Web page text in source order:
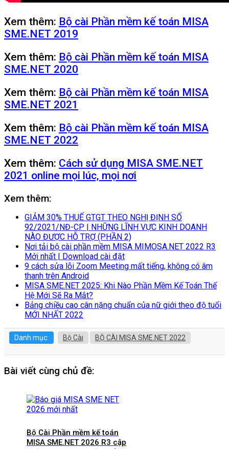
Xem thêm: Bộ cài Phần mềm kế toán MISA
SME.NET 2019
Xem thêm: Bộ cài Phần mềm kế toán MISA
SME.NET 2020
Xem thêm: Bộ cài Phần mềm kế toán MISA
SME.NET 2021
Xem thêm: Bộ cài Phần mềm kế toán MISA
SME.NET 2022
Xem thêm: Cách sử dụng MISA SME.NET
2021 online mọi lúc, mọi nơi
Xem thêm:
GIẢM 30% THUẾ GTGT THEO NGHỊ ĐỊNH SỐ
92/2021/NĐ-CP | NHỮNG LĨNH VỰC KINH DOANH
NÀO ĐƯỢC HỖ TRỢ (PHẦN 2)
Nơi tải bộ cài phần mềm MISA MIMOSA.NET 2022 R3
Mới nhất | Download cài đặt
9 cách sửa lỗi Zoom Meeting mất tiếng, không có âm
thanh trên Android
MISA SME.NET 2025: Khi Nào Phần Mềm Kế Toán Thế
Hệ Mới Sẽ Ra Mắt?
Bảng chiều cao cân nặng chuẩn của nữ giới theo độ tuổi
MỚI NHẤT 2022
Danh mục: Bộ Cài BỘ CÀI MISA SME.NET 2022
Bài viết cùng chủ đề:
Bộ Cài Phần mềm kế toán
MISA SME.NET 2026 R3 cập